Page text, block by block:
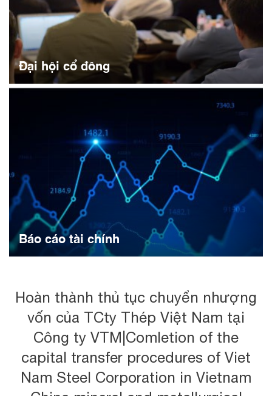
Đại hội cổ đông
Báo cáo tài chính
Hoàn thành thủ tục chuyển nhượng
vốn của TCty Thép Việt Nam tại
Công ty VTM|Comletion of the
capital transfer procedures of Viet
Nam Steel Corporation in Vietnam